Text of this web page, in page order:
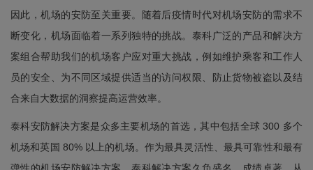
因此，机场的安防至关重要。随着后疫情时代对机场安防的需求不
断变化，机场面临着一系列独特的挑战。泰科广泛的产品和解决方
案组合帮助我们的机场客户应对重大挑战，例如维护乘客和工作人
员的安全、为不同区域提供适当的访问权限、防止货物被盗以及结
合来自大数据的洞察提高运营效率。
泰科安防解决方案是众多主要机场的首选，其中包括全球 300 多个
机场和英国 80% 以上的机场。作为最具灵活性、最具可靠性和最有
弹性的机场安防解决方案，泰科解决方案久负盛名，成绩卓著。从